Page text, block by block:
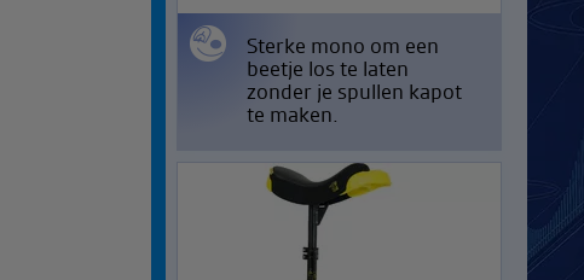
Sterke mono om een
beetje los te laten
zonder je spullen kapot
te maken.